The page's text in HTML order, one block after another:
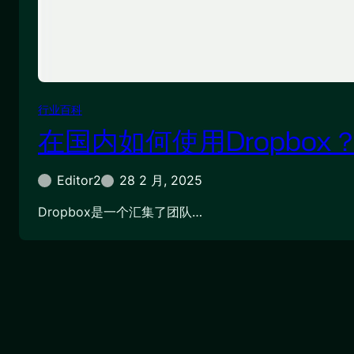
行业百科
在国内如何使用Dropbox
Editor2
28 2 月, 2025
Dropbox是一个汇集了团队…